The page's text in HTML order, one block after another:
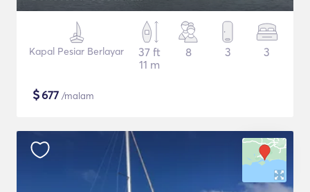
Kapal Pesiar Berlayar
37 ft
11 m
8 3 3
$677 /malam